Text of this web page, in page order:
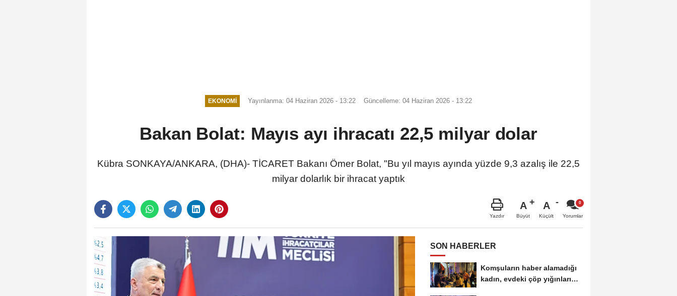
EKONOMI Yayınlanma: 04 Haziran 2026 - 13:22 Güncelleme: 04 Haziran 2026 - 13:22
Bakan Bolat: Mayıs ayı ihracatı 22,5 milyar dolar
Kübra SONKAYA/ANKARA, (DHA)- TİCARET Bakanı Ömer Bolat, "Bu yıl mayıs ayında yüzde 9,3 azalış ile 22,5
milyar dolarlık bir ihracat yaptık
Yazdır
A
Büyüt
A
Küçült Yorumlar
SON HABERLER
Komşuların haber alamadığı
kadın, evdeki çöp yığınları